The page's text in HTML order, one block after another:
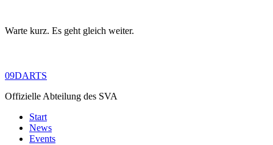
Warte kurz. Es geht gleich weiter.
content
09DARTS
Offizielle Abteilung des SVA
Start
News
Events